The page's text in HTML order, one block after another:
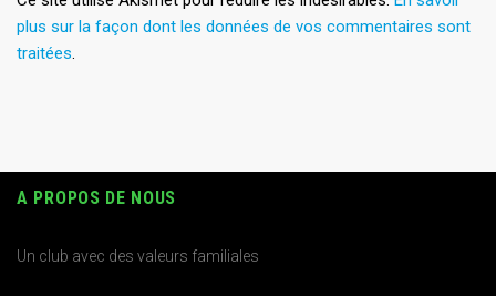
plus sur la façon dont les données de vos commentaires sont
traitées.
A PROPOS DE NOUS
Un club avec des valeurs familiales